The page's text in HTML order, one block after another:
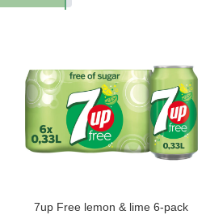
7up Free lemon & lime 6-pack